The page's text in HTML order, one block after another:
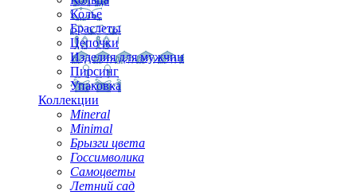
Колье
Браслеты
Цепочки
Изделия для мужчин
Пирсинг
Упаковка
Коллекции
Mineral
Minimal
Брызги цвета
Госсимволика
Самоцветы
Летний сад